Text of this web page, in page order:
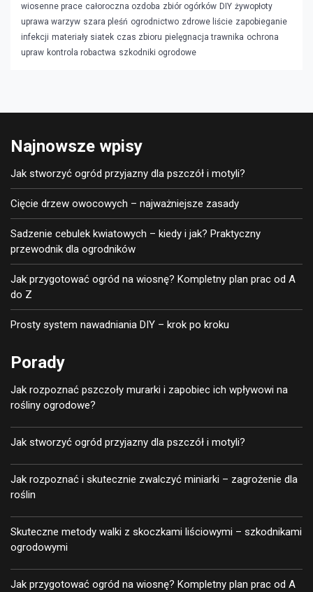
wiosenne prace całoroczna ozdoba zbiór ogórków DIY żywopłoty
uprawa warzyw szara pleśń ogrodnictwo zdrowe liście zapobieganie
infekcji materiały siatek czas zbioru pielęgnacja trawnika ochrona
upraw kontrola robactwa szkodniki ogrodowe
Najnowsze wpisy
Jak stworzyć ogród przyjazny dla pszczół i motyli?
Cięcie drzew owocowych – najważniejsze zasady
Sadzenie cebulek kwiatowych – kiedy i jak? Praktyczny
przewodnik dla ogrodników
Jak przygotować ogród na wiosnę? Kompletny plan prac od A
do Z
Prosty system nawadniania DIY – krok po kroku
Porady
Jak rozpoznać pszczoły murarki i zapobiec ich wpływowi na
rośliny ogrodowe?
Jak stworzyć ogród przyjazny dla pszczół i motyli?
Jak rozpoznać i skutecznie zwalczyć miniarki – zagrożenie dla
roślin
Skuteczne metody walki z skoczkami liściowymi – szkodnikami
ogrodowymi
Jak przygotować ogród na wiosnę? Kompletny plan prac od A